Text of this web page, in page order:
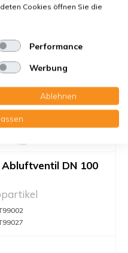
DN 100
Cookies öffnen Sie die
Performance
Werbung
Ablehnen